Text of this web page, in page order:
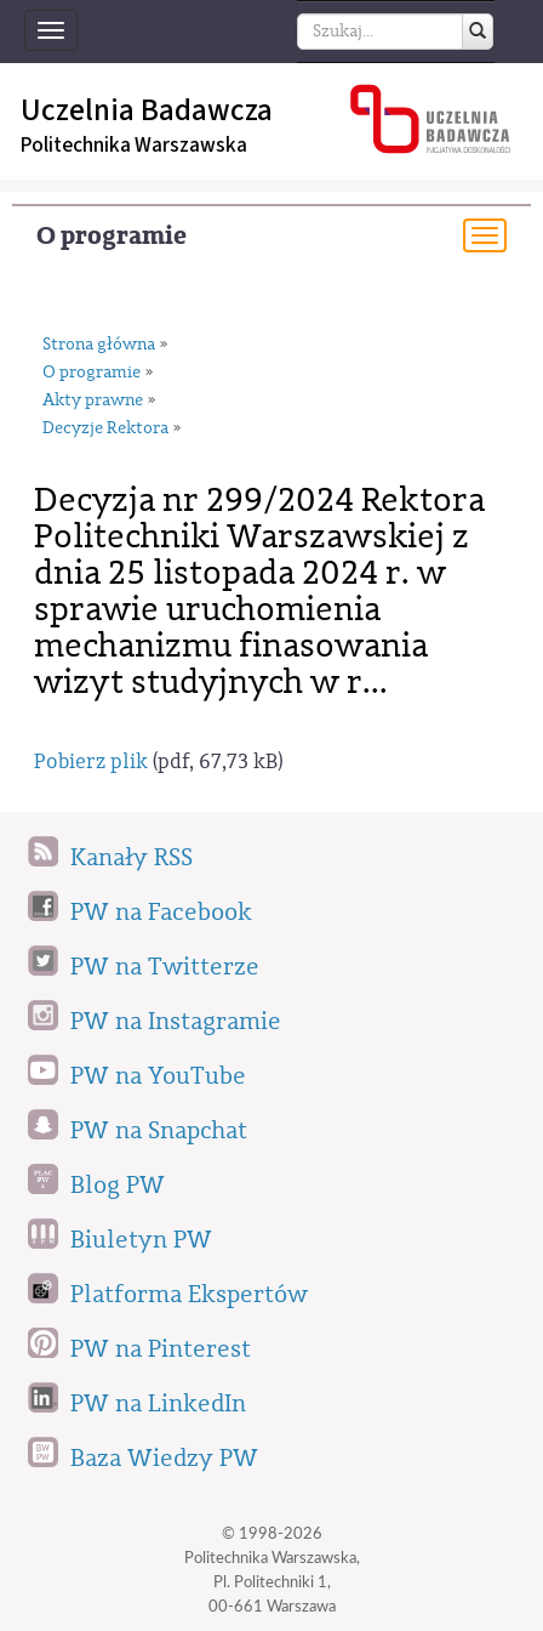
Toggle
navigation
Uczelnia Badawcza
Politechnika Warszawska
O programie
Strona główna »
O programie »
Akty prawne »
Decyzje Rektora »
Decyzja nr 299/2024 Rektora
Politechniki Warszawskiej z
dnia 25 listopada 2024 r. w
sprawie uruchomienia
mechanizmu finasowania
wizyt studyjnych w r...
Pobierz plik(pdf, 67,73 kB)
Kanały RSS
PW na Facebook
PW na Twitterze
PW na Instagramie
PW na YouTube
PW na Snapchat
Blog PW
Biuletyn PW
Platforma Ekspertów
PW na Pinterest
PW na LinkedIn
Baza Wiedzy PW
© 1998-2026
Politechnika Warszawska,
Pl. Politechniki 1,
00-661 Warszawa